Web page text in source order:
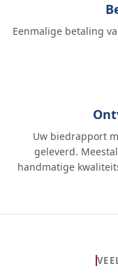
Eenmalige betaling
Uw biedrapport
geleverd.
handmatige